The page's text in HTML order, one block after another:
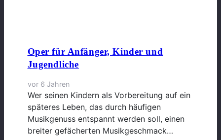
Oper für Anfänger, Kinder und
Jugendliche
vor 6 Jahren
Wer seinen Kindern als Vorbereitung auf ein
späteres Leben, das durch häufigen
Musikgenuss entspannt werden soll, einen
breiter gefächerten Musikgeschmack…